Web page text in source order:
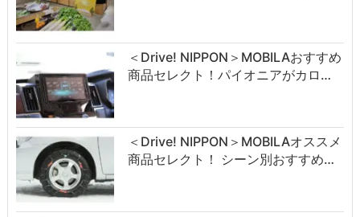
＜Drive! NIPPON＞MOBILAおすすめ
商品セレクト！パイオニアがカロ…
＜Drive! NIPPON＞MOBILAオススメ
商品セレクト！ シーン別おすすめ…